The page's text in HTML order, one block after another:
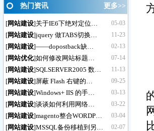
热门资讯 更多>>
05-03
[网站建设]关于IE6下绝对定位…
11-23
[网站建设]jquery 做TABS切换…
02-13
[网站建设]——dopostback缺…
07-14
[网站优化]如何修改网站标题…
11-13
[网站建设]SQLSERVER2005 数…
09-25
[网站建设]屏蔽 Flash 右键的…
03-13
[网站建设]Windows+ IIS 的手…
03-22
[网站建设]谈谈如何利用网络…
03-04
[网站建设]magento整合WORDP…
02-07
[网站建设]MSSQL备份移植到另…